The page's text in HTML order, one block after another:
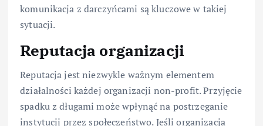
komunikacja z darczyńcami są kluczowe w takiej
sytuacji.
Reputacja organizacji
Reputacja jest niezwykle ważnym elementem
działalności każdej organizacji non-profit. Przyjęcie
spadku z długami może wpłynąć na postrzeganie
instytucji przez społeczeństwo. Jeśli organizacja